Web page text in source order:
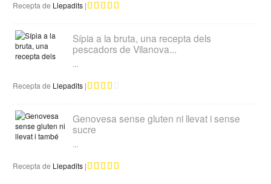
Recepta de Llepadits |
Sípia a la bruta, una recepta dels
pescadors de Vilanova...
...
Recepta de Llepadits |
Genovesa sense gluten ni llevat i sense
sucre
...
Recepta de Llepadits |